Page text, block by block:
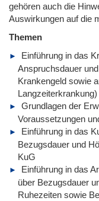
gehören auch die
Auswirkungen auf die
Themen
Einführung in das
Anspruchsdauer
Krankengeld sowie
Langzeiterkrankung)
Grundlagen der
Voraussetzungen
Einführung in das
Bezugsdauer und
KuG
Einführung in das
über Bezugsdauer
Ruhezeiten sowie